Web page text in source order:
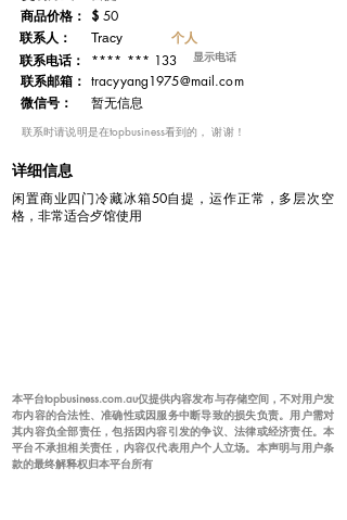
​商品价格： $50
联系人：
Tracy 个人
联系电话： **** *** 133 显示电话
​联系邮箱： tracyyang1975@mail.com
微信号：
暂无信息
​联系时请说明是在topbusiness看到的， 谢谢！
详细信息
闲置商业四门冷藏冰箱50自提，运作正常，多层次空
格，非常适合歺馆使用
本平台topbusiness.com.au仅提供内容发布与存储空间，不对用户发
布内容的合法性、准确性或因服务中断导致的损失负责。用户需对
其内容负全部责任，包括因内容引发的争议、法律或经济责任。本
平台不承担相关责任，内容仅代表用户个人立场。本声明与用户条
款的最终解释权归本平台所有